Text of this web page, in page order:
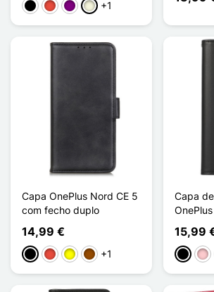
PretoVermelho
Púrpura
Bege+1
Capa OnePlus Nord CE 5
com fecho duplo
14,99 €
PretoVermelho
AmareloCastanho
+1
Capa
15,99
Preto